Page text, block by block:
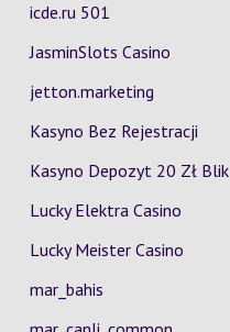
icde.ru 501
JasminSlots Casino
jetton.marketing
Kasyno Bez Rejestracji
Kasyno Depozyt 20 Zł Blik
Lucky Elektra Casino
Lucky Meister Casino
mar_bahis